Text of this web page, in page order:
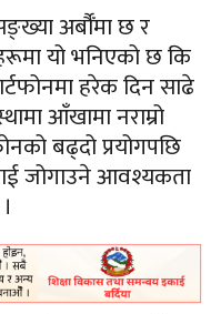
अर्बौँमा छ र
यो भनिएको छ कि
हरेक दिन साढे
आँखामा नराम्रो
बढ्दो प्रयोगपछि
जोगाउने आवश्यकता